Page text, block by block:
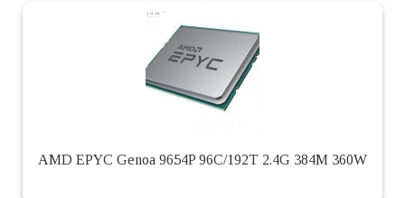
AMD EPYC Genoa 9654P 96C/192T 2.4G 384M 360W